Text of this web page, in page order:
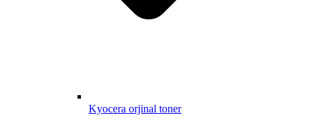
Kyocera orjinal toner